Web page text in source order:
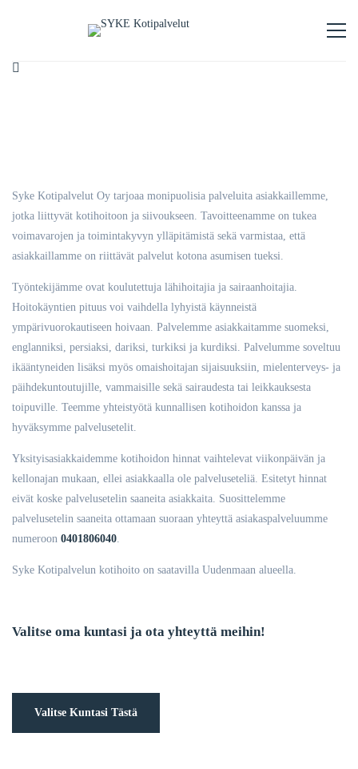
Syke Kotipalvelut Oy tarjoaa monipuolisia palveluita asiakkaillemme,
jotka liittyvät kotihoitoon ja siivoukseen. Tavoitteenamme on tukea
voimavarojen ja toimintakyvyn ylläpitämistä sekä varmistaa, että
asiakkaillamme on riittävät palvelut kotona asumisen tueksi.
Työntekijämme ovat koulutettuja lähihoitajia ja sairaanhoitajia.
Hoitokäyntien pituus voi vaihdella lyhyistä käynneistä
ympärivuorokautiseen hoivaan. Palvelemme asiakkaitamme suomeksi,
englanniksi, persiaksi, dariksi, turkiksi ja kurdiksi. Palvelumme soveltuu
ikääntyneiden lisäksi myös omaishoitajan sijaisuuksiin, mielenterveys- ja
päihdekuntoutujille, vammaisille sekä sairaudesta tai leikkauksesta
toipuville. Teemme yhteistyötä kunnallisen kotihoidon kanssa ja
hyväksymme palvelusetelit.
Yksityisasiakkaidemme kotihoidon hinnat vaihtelevat viikonpäivän ja
kellonajan mukaan, ellei asiakkaalla ole palveluseteliä. Esitetyt hinnat
eivät koske palvelusetelin saaneita asiakkaita. Suosittelemme
palvelusetelin saaneita ottamaan suoraan yhteyttä asiakaspalveluumme
numeroon 0401806040.
Syke Kotipalvelun kotihoito on saatavilla Uudenmaan alueella.
Valitse oma kuntasi ja ota yhteyttä meihin!
Valitse Kuntasi Tästä